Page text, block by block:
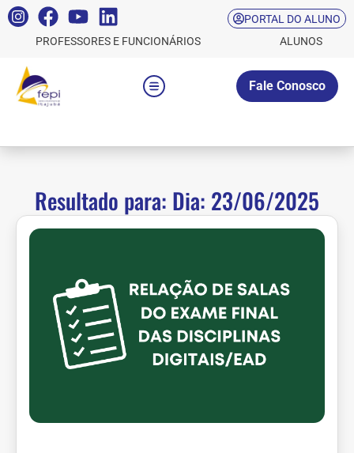
PORTAL DO ALUNO
PROFESSORES E FUNCIONÁRIOS
ALUNOS
Fale Conosco
Resultado para: Dia: 23/06/2025